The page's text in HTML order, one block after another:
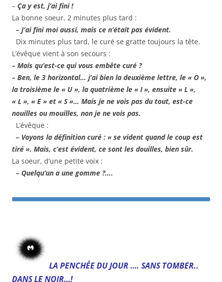
– Ça y est, j’ai fini !
La bonne soeur, 2 minutes plus tard :
– J’ai fini moi aussi, mais ce n’était pas évident.
Dix minutes plus tard, le curé se gratte toujours la tête.
L’évêque vient à son secours :
– Mais qu’est-ce qui vous embête curé ?
– Ben, le 3 horizontal… j’ai bien la deuxième lettre, le « O »,
la troisième le « U », la quatrième le « I », ensuite « L »,
« L », « E » et « S »… Mais je ne vois pas du tout, est-ce
nouilles ou mouilles, non je ne vois pas.
L’évêque :
– Voyons la définition curé : « se vident quand le coup est
tiré ». Mais, c’est évident, ce sont les douilles, bien sûr.
La soeur, d’une petite voix :
– Quelqu’un a une gomme ?….
LA PENCHÉE DU JOUR …. SANS TOMBER..
DANS LE NOIR…!